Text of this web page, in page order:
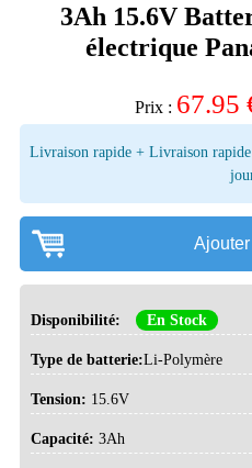
3Ah 15.6V
électrique
Prix : 67.95
Livraison rapide + Livraison
Disponibilité: En Stock
Type de batterie:Li-Polymère
Tension: 15.6V
Capacité: 3Ah